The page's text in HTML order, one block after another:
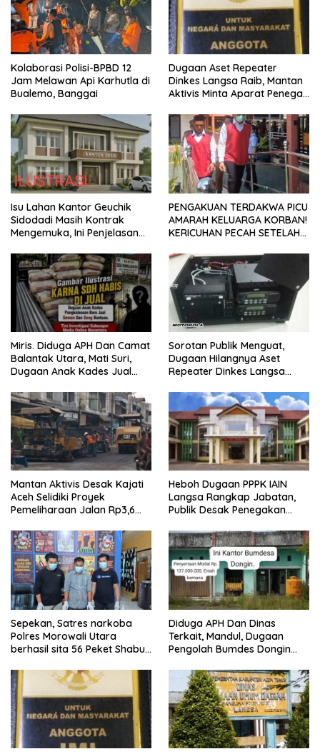
Kolaborasi Polisi-BPBD 12
Jam Melawan Api Karhutla di
Bualemo, Banggai
Dugaan Aset Repeater
Dinkes Langsa Raib, Mantan
Aktivis Minta Aparat Penegak
Isu Lahan Kantor Geuchik
Sidodadi Masih Kontrak
Mengemuka, Ini Penjelasan
PENGAKUAN TERDAKWA PICU
AMARAH KELUARGA KORBAN!
KERICUHAN PECAH SETELAH
Miris. Diduga APH Dan Camat
Balantak Utara, Mati Suri,
Dugaan Anak Kades Jual
Sorotan Publik Menguat,
Dugaan Hilangnya Aset
Repeater Dinkes Langsa
Mantan Aktivis Desak Kajati
Aceh Selidiki Proyek
Pemeliharaan Jalan Rp3,6
Heboh Dugaan PPPK IAIN
Langsa Rangkap Jabatan,
Publik Desak Penegakan
Sepekan, Satres narkoba
Polres Morowali Utara
berhasil sita 56 Peket Shabu
pelaku
Diduga APH Dan Dinas
Terkait, Mandul, Dugaan
Pengolah Bumdes Dongin
Program Pemerintah.